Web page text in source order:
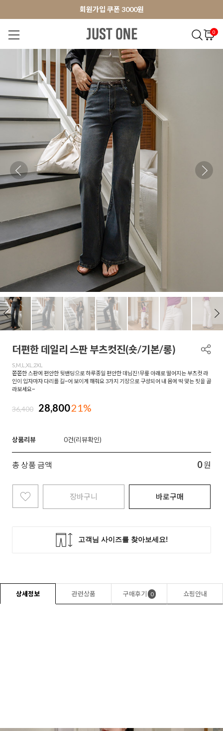
앱 다운로드 10% 할인쿠폰
회원가입 쿠폰 3000원
앱 다운로드 10% 할인쿠폰
0
BEST 오늘출발 MADE . J 상의
더편한 데일리 스판 부츠컷진(숏/기본/롱)
S,M,L,XL,2XL
쫀쫀한 스판에 편안한 뒷밴딩으로 하루종일 편안한 데님진!무릎 아래로 떨어지는 부츠컷 라
인이 입자마자 다리를 길~어 보이게 해줘요 3가지 기장으로 구성되어 내 몸에 딱 맞는 핏을 골
라보세요~
36,400 28,80021%
상품리뷰 0
총 상품 금액 0 원
장바구니 바로구매
상세정보 관련상품 구매후기 0 쇼핑안내